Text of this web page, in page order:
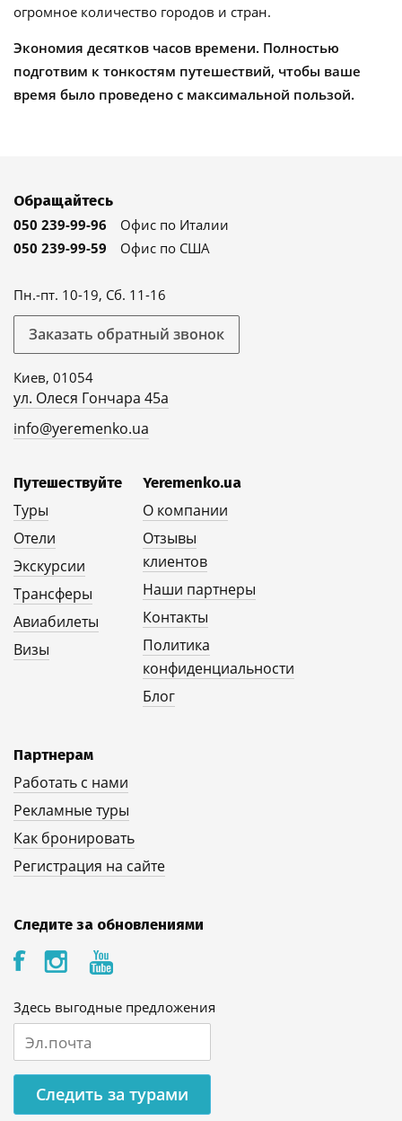
огромное количество городов и стран.
Экономия десятков часов времени. Полностью
подготвим к тонкостям путешествий, чтобы ваше
время было проведено с максимальной пользой.
Обращайтесь
050 239-99-96
Офис по Италии
050 239-99-59
Офис по США
Пн.-пт. 10-19, Сб. 11-16
Заказать обратный звонок
Киев, 01054
ул. Олеся Гончара 45а
info@yeremenko.ua
Путешествуйте
Туры
Отели
Экскурсии
Трансферы
Авиабилеты
Визы
Yeremenko.ua
О компании
Отзывы
клиентов
Наши партнеры
Контакты
Политика
конфиденциальности
Блог
Партнерам
Работать с нами
Рекламные туры
Как бронировать
Регистрация на сайте
Следите за обновлениями
Здесь выгодные предложения
Следить за турами